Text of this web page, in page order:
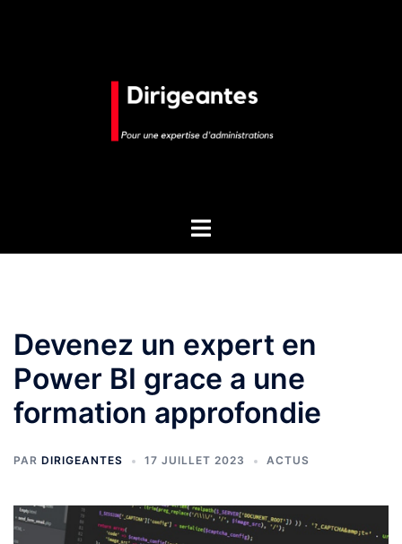
Ouvrir/fermer
Devenez un expert en
Power BI grace a une
formation approfondie
PAR DIRIGEANTES 17 JUILLET 2023 ACTUS